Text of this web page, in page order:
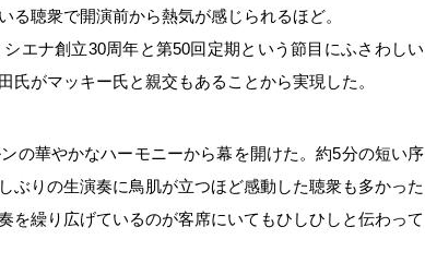
聴衆で開演前から熱気が感じられるほど。
エナ創立30周年と第50回定期という節目にふさわしい
がマッキー氏と親交もあることから実現した。
の華やかなハーモニーから幕を開けた。約5分の短い序
ぶりの生演奏に鳥肌が立つほど感動した聴衆も多かった
を繰り広げているのが客席にいてもひしひしと伝わって